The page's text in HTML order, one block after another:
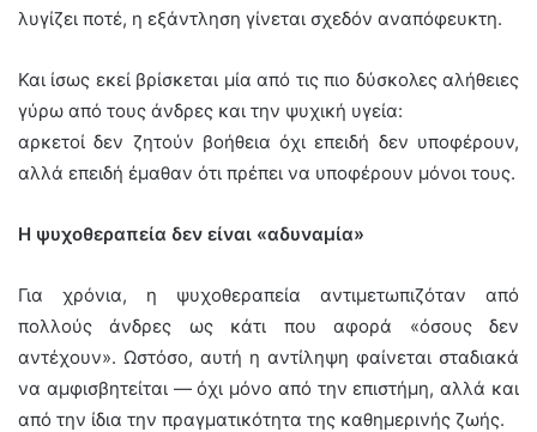
λυγίζει ποτέ, η εξάντληση γίνεται σχεδόν αναπόφευκτη.
Και ίσως εκεί βρίσκεται μία από τις πιο δύσκολες αλήθειες
γύρω από τους άνδρες και την ψυχική υγεία:
αρκετοί δεν ζητούν βοήθεια όχι επειδή δεν υποφέρουν,
αλλά επειδή έμαθαν ότι πρέπει να υποφέρουν μόνοι τους.
Η ψυχοθεραπεία δεν είναι «αδυναμία»
Για χρόνια, η ψυχοθεραπεία αντιμετωπιζόταν από
πολλούς άνδρες ως κάτι που αφορά «όσους δεν
αντέχουν». Ωστόσο, αυτή η αντίληψη φαίνεται σταδιακά
να αμφισβητείται — όχι μόνο από την επιστήμη, αλλά και
από την ίδια την πραγματικότητα της καθημερινής ζωής.